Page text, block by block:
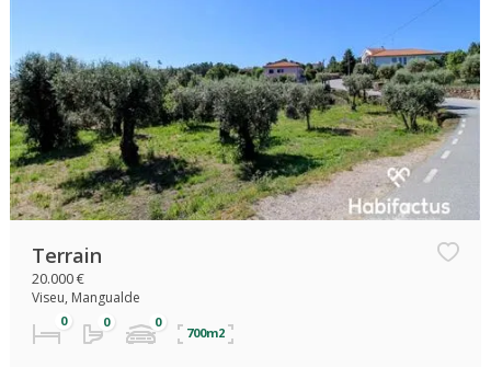
Terrain
20.000 €
Viseu, Mangualde
700m2